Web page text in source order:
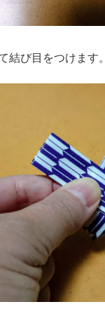
結び目をつけます。